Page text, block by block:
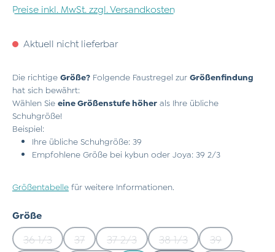
Preise inkl. MwSt. zzgl. Versandkosten
Aktuell nicht lieferbar
Die richtige Größe? Folgende Faustregel zur Größenfindung
hat sich bewährt:
Wählen Sie eine Größenstufe höher als Ihre übliche
Schuhgröße!
Beispiel:
Ihre übliche Schuhgröße: 39
Empfohlene Größe bei kybun oder Joya: 39 2/3
Größentabelle für weitere Informationen.
Größeauswählen
36 1/3(Diese Option ist zurzeit nicht verfügbar.)
37(Diese Option ist zurzeit nicht verfügbar.)
37 2/3(Diese Option ist zurzeit nicht
38 1/3(Diese Option ist
39(Diese